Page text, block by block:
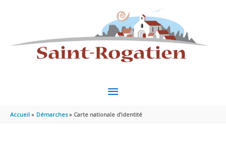
MENU
PRINCIPAL
Accueil Démarches Carte nationale d’identité